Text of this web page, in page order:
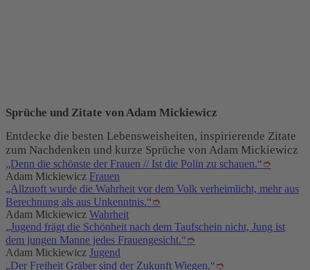
Sprüche und Zitate von Adam Mickiewicz
Entdecke die besten Lebensweisheiten, inspirierende Zitate
zum Nachdenken und kurze Sprüche von Adam Mickiewicz
„Denn die schönste der Frauen // Ist die Polin zu schauen.“➮
Adam Mickiewicz Frauen
„Allzuoft wurde die Wahrheit vor dem Volk verheimlicht, mehr aus
Berechnung als aus Unkenntnis.“➮
Adam Mickiewicz Wahrheit
„Jugend frägt die Schönheit nach dem Taufschein nicht, Jung ist
dem jungen Manne jedes Frauengesicht.“➮
Adam Mickiewicz Jugend
„Der Freiheit Gräber sind der Zukunft Wiegen.“➮